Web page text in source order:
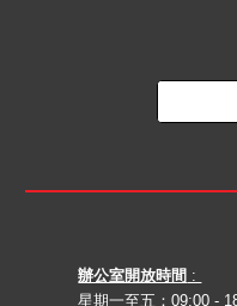
辦公室開放時間 :
星期一至五：09:00 -